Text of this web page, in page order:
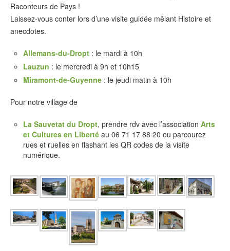
Raconteurs de Pays !
Laissez-vous conter lors d’une visite guidée mêlant Histoire et
anecdotes.
Allemans-du-Dropt : le mardi à 10h
Lauzun : le mercredi à 9h et 10h15
Miramont-de-Guyenne : le jeudi matin à 10h
Pour notre village de
La Sauvetat du Dropt, prendre rdv avec l’association Arts
et Cultures en Liberté au 06 71 17 88 20 ou parcourez
rues et ruelles en flashant les QR codes de la visite
numérique.